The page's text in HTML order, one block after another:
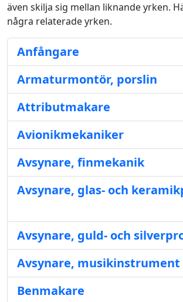
även skilja sig mellan liknande yrken.
några relaterade yrken.
Anfångare
Armaturmontör, porslin
Attributmakare
Avionikmekaniker
Avsynare, finmekanik
Avsynare, glas- och
Avsynare, guld- och
Avsynare, musikinstrument
Benmakare